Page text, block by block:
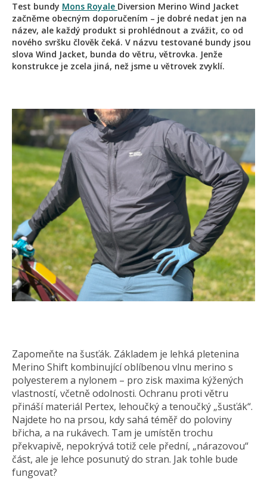
Test bundy Mons Royale Diversion Merino Wind Jacket
začněme obecným doporučením – je dobré nedat jen na
název, ale každý produkt si prohlédnout a zvážit, co od
nového svršku člověk čeká. V názvu testované bundy jsou
slova Wind Jacket, bunda do větru, větrovka. Jenže
konstrukce je zcela jiná, než jsme u větrovek zvyklí.
Zapomeňte na šusťák. Základem je lehká pletenina
Merino Shift kombinující oblíbenou vlnu merino s
polyesterem a nylonem – pro zisk maxima kýžených
vlastností, včetně odolnosti. Ochranu proti větru
přináší materiál Pertex, lehoučký a tenoučký „šusťák“.
Najdete ho na prsou, kdy sahá téměř do poloviny
břicha, a na rukávech. Tam je umístěn trochu
překvapivě, nepokrývá totiž cele přední, „nárazovou“
část, ale je lehce posunutý do stran. Jak tohle bude
fungovat?